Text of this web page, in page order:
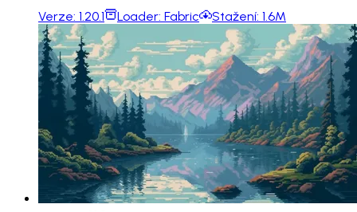
Verze: 1.20.1 Loader: Fabric Stažení: 1.6M